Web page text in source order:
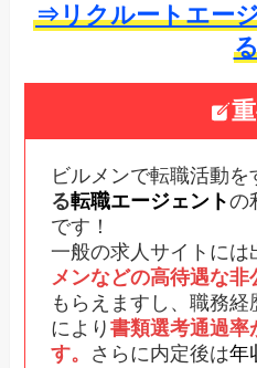
⇒リクルートエー
ビルメンで転職活動を
る転職エージェントの
です！
一般の求人サイトには
メンなどの高待遇な非
もらえますし、職務経
により 書類選考通過率
す。
さらに内定後は年